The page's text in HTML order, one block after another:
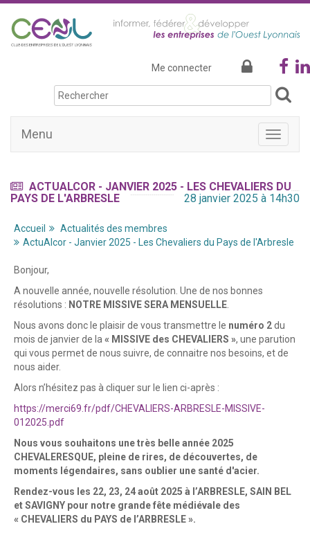
Me connecter
la
Menu
ACTUALCOR - JANVIER 2025 - LES CHEVALIERS DU
PAYS DE L'ARBRESLE
28 janvier 2025 à 14h30
Accueil
Actualités des membres
ActuAlcor - Janvier 2025 - Les Chevaliers du Pays de l'Arbresle
Bonjour,
A nouvelle année, nouvelle résolution. Une de nos bonnes
résolutions : NOTRE MISSIVE SERA MENSUELLE
Nous avons donc le plaisir de vous transmettre le numéro 2du
mois de janvier de la « MISSIVE des CHEVALIERS », une parution
qui vous permet de nous suivre, de connaitre nos besoins, et de
nous aider.
Alors n’hésitez pas à cliquer sur le lien ci-après :
https://merci69.fr/pdf/CHEVALIERS-ARBRESLE-MISSIVE-
012025.pdf
Nous vous souhaitons une très belle année 2025
CHEVALERESQUE, pleine de rires, de découvertes, de
moments légendaires, sans oublier une santé d'acier.
Rendez-vous les 22, 23, 24 août 2025 à l’ARBRESLE, SAIN BEL
et SAVIGNY pour notre grande fête médiévale des
« CHEVALIERS du PAYS de l’ARBRESLE ».